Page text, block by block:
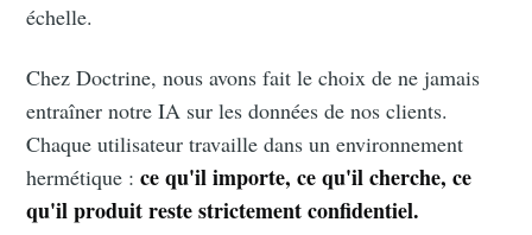
échelle.
Chez Doctrine, nous avons fait le choix de ne jamais
entraîner notre IA sur les données de nos clients.
Chaque utilisateur travaille dans un environnement
hermétique :ce qu'il importe, ce qu'il cherche, ce
qu'il produit reste strictement confidentiel.